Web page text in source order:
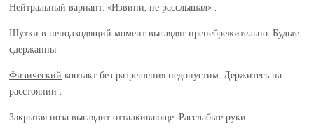
Нейтральный вариант: «Извини, не расслышал» .
Шутки в неподходящий момент выглядят пренебрежительно. Будьте
сдержанны.
Физический контакт без разрешения недопустим. Держитесь на
расстоянии .
Закрытая поза выглядит отталкивающе. Расслабьте руки .